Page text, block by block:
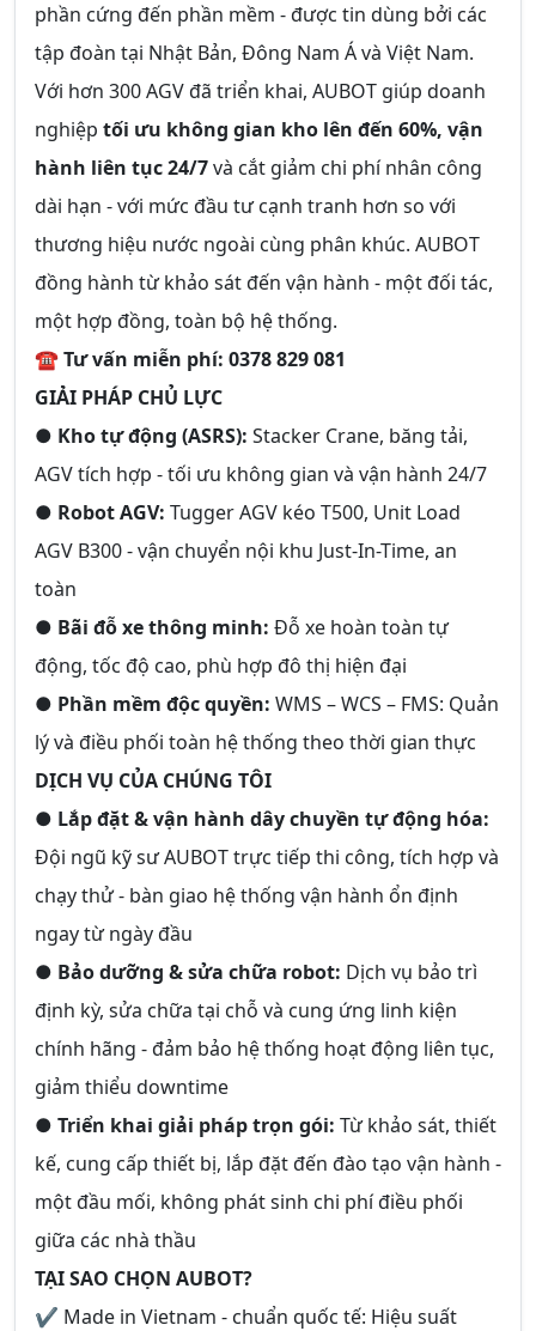
phần cứng đến phần mềm - được tin dùng bởi các
tập đoàn tại Nhật Bản, Đông Nam Á và Việt Nam.
Với hơn 300 AGV đã triển khai, AUBOT giúp doanh
nghiệp tối ưu không gian kho lên đến 60%, vận
hành liên tục 24/7và cắt giảm chi phí nhân công
dài hạn - với mức đầu tư cạnh tranh hơn so với
thương hiệu nước ngoài cùng phân khúc. AUBOT
đồng hành từ khảo sát đến vận hành - một đối tác,
một hợp đồng, toàn bộ hệ thống.
☎ Tư vấn miễn phí: 0378 829 081
GIẢI PHÁP CHỦ LỰC
● Kho tự động (ASRS): Stacker Crane, băng tải,
AGV tích hợp - tối ưu không gian và vận hành 24/7
● Robot AGV: Tugger AGV kéo T500, Unit Load
AGV B300 - vận chuyển nội khu Just-In-Time, an
toàn
● Bãi đỗ xe thông minh: Đỗ xe hoàn toàn tự
động, tốc độ cao, phù hợp đô thị hiện đại
● Phần mềm độc quyền: WMS – WCS – FMS: Quản
lý và điều phối toàn hệ thống theo thời gian thực
DỊCH VỤ CỦA CHÚNG TÔI
● Lắp đặt & vận hành dây chuyền tự động hóa:
Đội ngũ kỹ sư AUBOT trực tiếp thi công, tích hợp và
chạy thử - bàn giao hệ thống vận hành ổn định
ngay từ ngày đầu
● Bảo dưỡng & sửa chữa robot: Dịch vụ bảo trì
định kỳ, sửa chữa tại chỗ và cung ứng linh kiện
chính hãng - đảm bảo hệ thống hoạt động liên tục,
giảm thiểu downtime
● Triển khai giải pháp trọn gói: Từ khảo sát, thiết
kế, cung cấp thiết bị, lắp đặt đến đào tạo vận hành -
một đầu mối, không phát sinh chi phí điều phối
giữa các nhà thầu
TẠI SAO CHỌN AUBOT?
✔ Made in Vietnam - chuẩn quốc tế: Hiệu suất